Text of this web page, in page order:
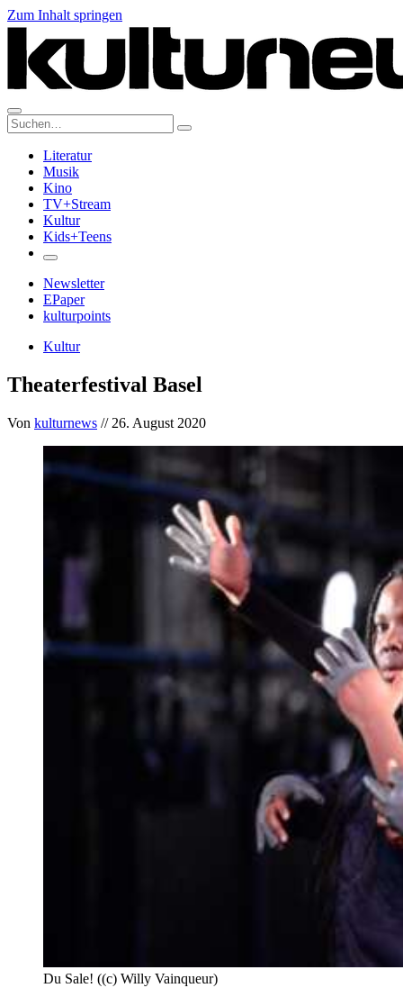
Zum Inhalt springen
Suche:
Literatur
Musik
Kino
TV+Stream
Kultur
Kids+Teens
Newsletter
EPaper
kulturpoints
Kultur
Theaterfestival Basel
Von kulturnews // 26. August 2020
Du Sale! ((c) Willy Vainqueur)